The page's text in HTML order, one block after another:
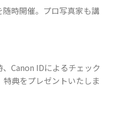
時開催。プロ写真家も講
Canon IDによるチェック
典をプレゼントいたしま